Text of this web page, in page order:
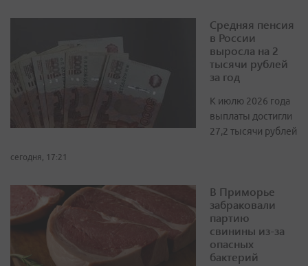
Средняя пенсия
в России
выросла на 2
тысячи рублей
за год
К июлю 2026 года
выплаты достигли
27,2 тысячи рублей
сегодня, 17:21
В Приморье
забраковали
партию
свинины из-за
опасных
бактерий